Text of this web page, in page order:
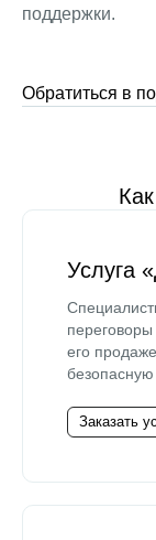
поддержки.
Обратиться в
Услуга
его
безопасную
Заказать